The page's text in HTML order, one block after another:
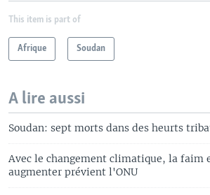
This item is part of
Afrique Soudan
A lire aussi
Soudan: sept morts dans des heurts
Avec le changement climatique, la faim
augmenter prévient l'ONU